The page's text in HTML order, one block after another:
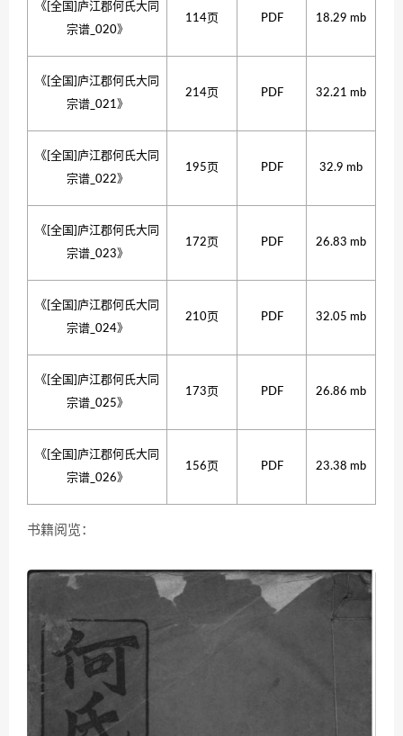
《[全国]庐江郡何氏大同
宗谱_020》
114页 PDF 18.29 mb
《[全国]庐江郡何氏大同
宗谱_021》
214页 PDF 32.21 mb
《[全国]庐江郡何氏大同
宗谱_022》
195页 PDF 32.9 mb
《[全国]庐江郡何氏大同
宗谱_023》
172页 PDF 26.83 mb
《[全国]庐江郡何氏大同
宗谱_024》
210页 PDF 32.05 mb
《[全国]庐江郡何氏大同
宗谱_025》
173页 PDF 26.86 mb
《[全国]庐江郡何氏大同
宗谱_026》
156页 PDF 23.38 mb
书籍阅览：